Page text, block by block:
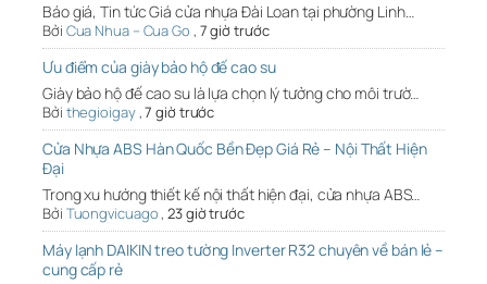
Báo giá, Tin tức Giá cửa nhựa Đài Loan tại phường Linh…
Bởi Cua Nhua – Cua Go , 7 giờ trước
Ưu điểm của giày bảo hộ đế cao su
Giày bảo hộ đế cao su là lựa chọn lý tưởng cho môi trườ…
Bởi thegioigay,7 giờ trước
Cửa Nhựa ABS Hàn Quốc Bền Đẹp Giá Rẻ – Nội Thất Hiện
Đại
Trong xu hướng thiết kế nội thất hiện đại, cửa nhựa ABS…
Bởi Tuongvicuago,23 giờ trước
Máy lạnh DAIKIN treo tường Inverter R32 chuyên về bán lẻ –
cung cấp rẻ